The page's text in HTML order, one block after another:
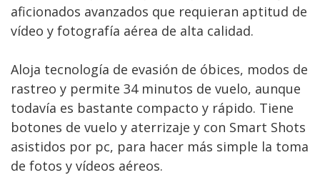
aficionados avanzados que requieran aptitud de
vídeo y fotografía aérea de alta calidad.
Aloja tecnología de evasión de óbices, modos de
rastreo y permite 34 minutos de vuelo, aunque
todavía es bastante compacto y rápido. Tiene
botones de vuelo y aterrizaje y con Smart Shots
asistidos por pc, para hacer más simple la toma
de fotos y vídeos aéreos.